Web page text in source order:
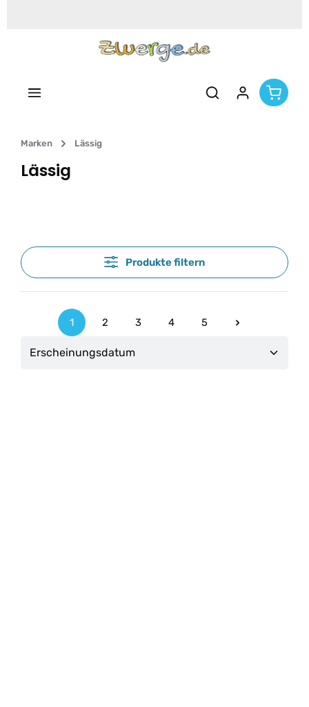
Marken Lässig
Lässig
Produkte filtern
Seite
1
Seite
2
Seite
3
Seite
4
Seite
5